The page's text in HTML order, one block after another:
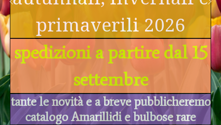
primaverili 2026
spedizioni a partire dal 15
settembre
tante le novità e a breve pubblicheremo
catalogo Amarillidi e bulbose rare
primaverili 2026
spedizioni a partire dal 15
settembre
tante le novità e a breve pubblicheremo
catalogo Amarillidi e bulbose rare